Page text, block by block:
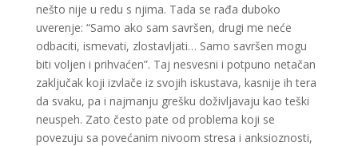
nešto nije u redu s njima. Tada se rađa duboko
uverenje: “Samo ako sam savršen, drugi me neće
odbaciti, ismevati, zlostavljati… Samo savršen mogu
biti voljen i prihvaćen”. Taj nesvesni i potpuno netačan
zaključak koji izvlače iz svojih iskustava, kasnije ih tera
da svaku, pa i najmanju grešku doživljavaju kao teški
neuspeh. Zato često pate od problema koji se
povezuju sa povećanim nivoom stresa i anksioznosti,